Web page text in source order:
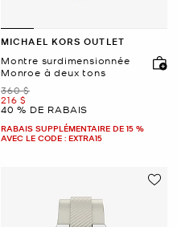
MICHAEL KORS OUTLET
Montre surdimensionnée
Monroe à deux tons
était
360 $
maintenant
216 $
40 % DE RABAIS
RABAIS SUPPLÉMENTAIRE DE 15 %
AVEC LE CODE : EXTRA15